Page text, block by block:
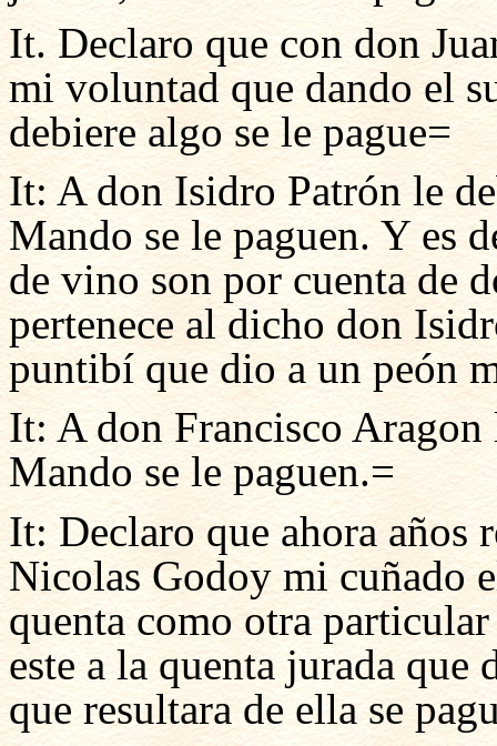
It. Declaro que con don
mi voluntad que dando el
debiere algo se le pague=
It: A don Isidro Patrón le
Mando se le paguen. Y es
de vino son por cuenta de
pertenece al dicho don
puntibí que dio a un peón
It: A don Francisco Aragon
Mando se le paguen.=
It: Declaro que ahora años
Nicolas Godoy mi cuñado
quenta como otra
este a la quenta jurada
que resultara de ella se